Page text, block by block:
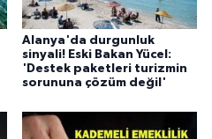
Alanya'da durgunluk
sinyali! Eski Bakan Yücel:
'Destek paketleri turizmin
sorununa çözüm değil'